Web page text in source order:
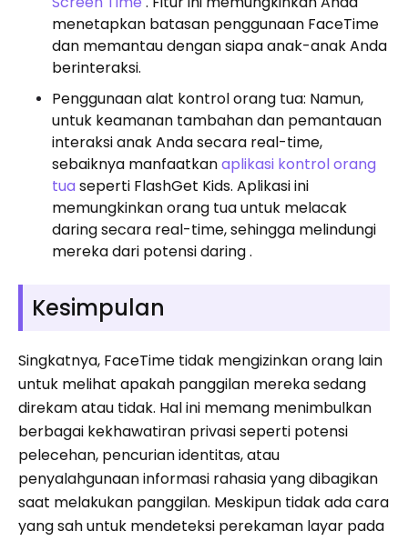
menetapkan batasan penggunaan FaceTime
dan memantau dengan siapa anak-anak Anda
berinteraksi.
Penggunaan alat kontrol orang tua: Namun,
untuk keamanan tambahan dan pemantauan
interaksi anak Anda secara real-time,
sebaiknya manfaatkanaplikasi kontrol orang
tua seperti FlashGet Kids. Aplikasi ini
memungkinkan orang tua untuk melacak
daring secara real-time, sehingga melindungi
mereka dari potensi daring .
Kesimpulan
Singkatnya, FaceTime tidak mengizinkan orang lain
untuk melihat apakah panggilan mereka sedang
direkam atau tidak. Hal ini memang menimbulkan
berbagai kekhawatiran privasi seperti potensi
pelecehan, pencurian identitas, atau
penyalahgunaan informasi rahasia yang dibagikan
saat melakukan panggilan. Meskipun tidak ada cara
yang sah untuk mendeteksi perekaman layar pada